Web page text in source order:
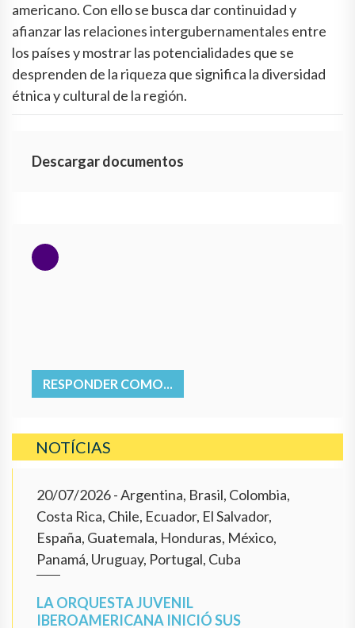
americano. Con ello se busca dar continuidad y
afianzar las relaciones intergubernamentales entre
los países y mostrar las potencialidades que se
desprenden de la riqueza que significa la diversidad
étnica y cultural de la región.
Descargar documentos
RESPONDER COMO...
NOTÍCIAS
20/07/2026- Argentina, Brasil, Colombia,
Costa Rica, Chile, Ecuador, El Salvador,
España, Guatemala, Honduras, México,
Panamá, Uruguay, Portugal, Cuba
LA ORQUESTA JUVENIL
IBEROAMERICANA INICIÓ SUS